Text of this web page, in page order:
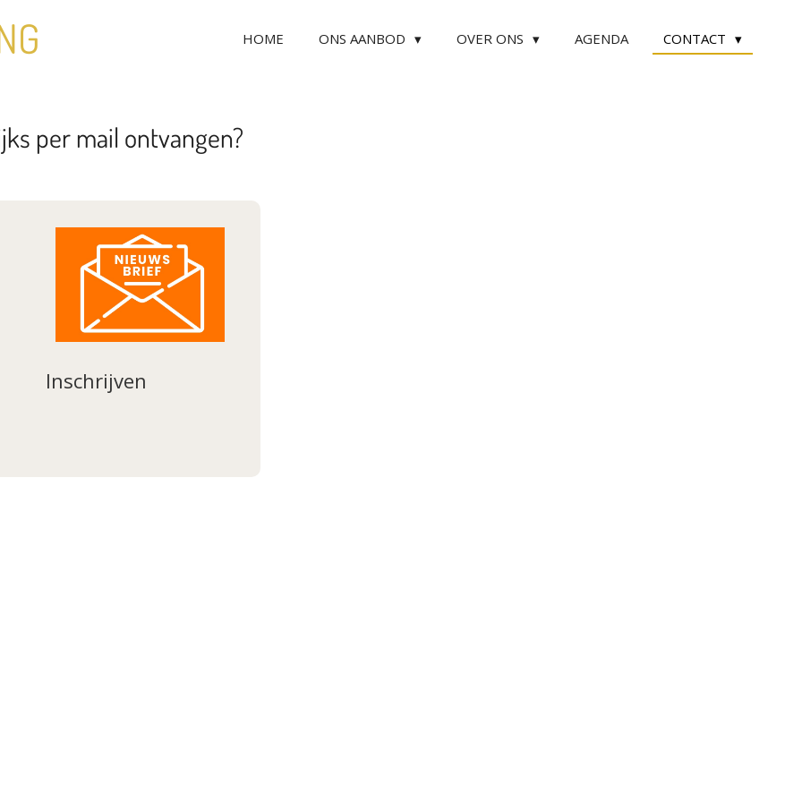
HOME ONS AANBOD OVER ONS AGENDA CONTACT
per mail ontvangen?
Inschrijven